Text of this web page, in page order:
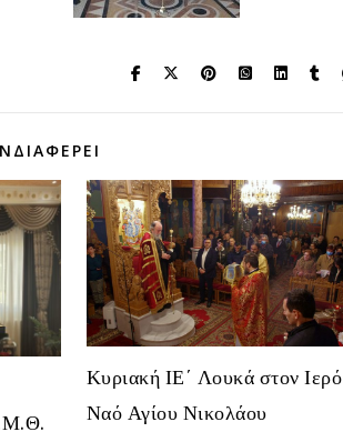
Κυριακή ΙΕ΄ Λουκά στον Ιερό
Ναό Αγίου Νικολάου